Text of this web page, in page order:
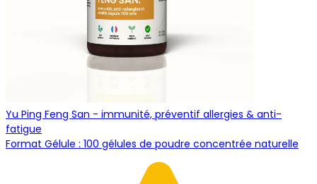
Yu Ping Feng San - immunité, préventif allergies & anti-
fatigue
Format Gélule : 100 gélules de poudre concentrée naturelle